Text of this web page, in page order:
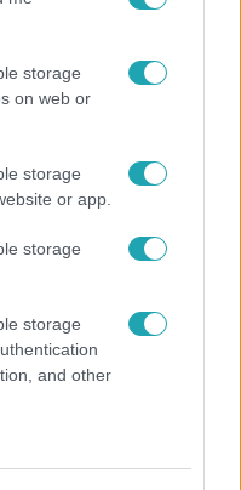
storage
on web or
storage
or app.
storage
storage
and other
csalogatja lánya
sztorija a pincében?